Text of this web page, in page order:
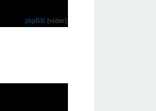
phpBB [video]